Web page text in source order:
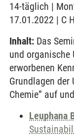
14-täglich |
17.01.2022 | C
Inhalt: Das
und organische
erworbenen
Grundlagen
Chemie” auf
Leuphana